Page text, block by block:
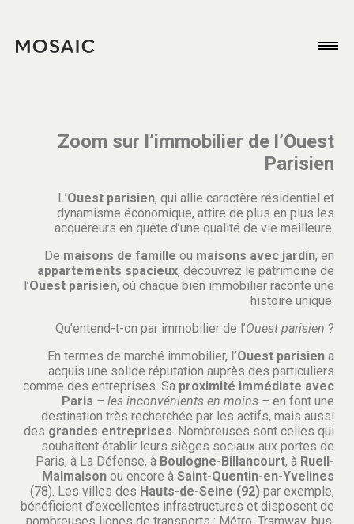
Zoom sur l’immobilier de l’Ouest
Parisien
L’Ouest parisien, qui allie caractère résidentiel et
dynamisme économique, attire de plus en plus les
acquéreurs en quête d’une qualité de vie meilleure.
De maisons de famille ou maisons avec jardin, en
appartements spacieux, découvrez le patrimoine de
l’Ouest parisien, où chaque bien immobilier raconte une
histoire unique.
Qu’entend-t-on par immobilier de l’Ouest parisien ?
En termes de marché immobilier, l’Ouest parisien a
acquis une solide réputation auprès des particuliers
comme des entreprises. Sa proximité immédiate avec
Paris – les inconvénients en moins – en font une
destination très recherchée par les actifs, mais aussi
des grandes entreprises. Nombreuses sont celles qui
souhaitent établir leurs sièges sociaux aux portes de
Paris, à La Défense, à Boulogne-Billancourt, à Rueil-
Malmaison ou encore à Saint-Quentin-en-Yvelines
(78). Les villes des Hauts-de-Seine (92) par exemple,
bénéficient d’excellentes infrastructures et disposent de